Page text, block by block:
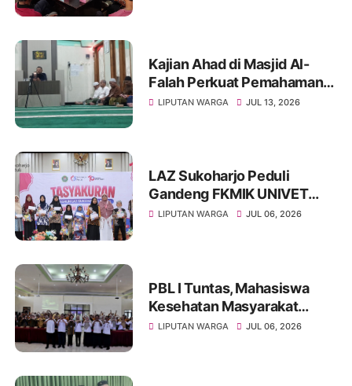
Kajian Ahad di Masjid Al-
Falah Perkuat Pemahaman
Sunnah dan Tingkatkan
LIPUTAN WARGA JUL 13, 2026
LAZ Sukoharjo Peduli
Gandeng FKMIK UNIVET
BANTARA Santuni Anak
LIPUTAN WARGA JUL 06, 2026
PBL I Tuntas, Mahasiswa
Kesehatan Masyarakat
UNIVET BANTARA Siap
LIPUTAN WARGA JUL 06, 2026